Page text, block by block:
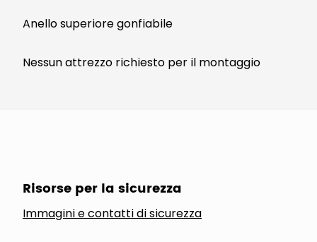
Anello superiore gonfiabile
Nessun attrezzo richiesto per il montaggio
Risorse per la sicurezza
Immagini e contatti di sicurezza